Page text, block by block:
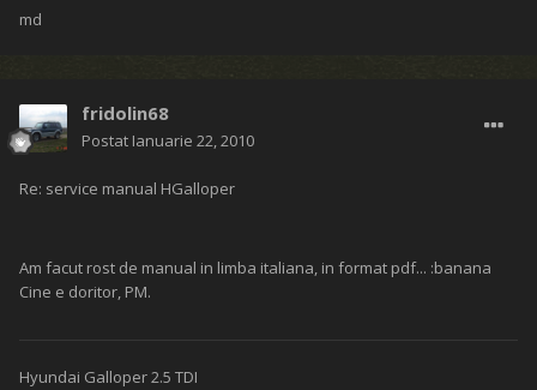
md
fridolin68
Postat Ianuarie 22, 2010
Re: service manual HGalloper
Am facut rost de manual in limba italiana, in format pdf... :banana
Cine e doritor, PM.
Hyundai Galloper 2.5 TDI